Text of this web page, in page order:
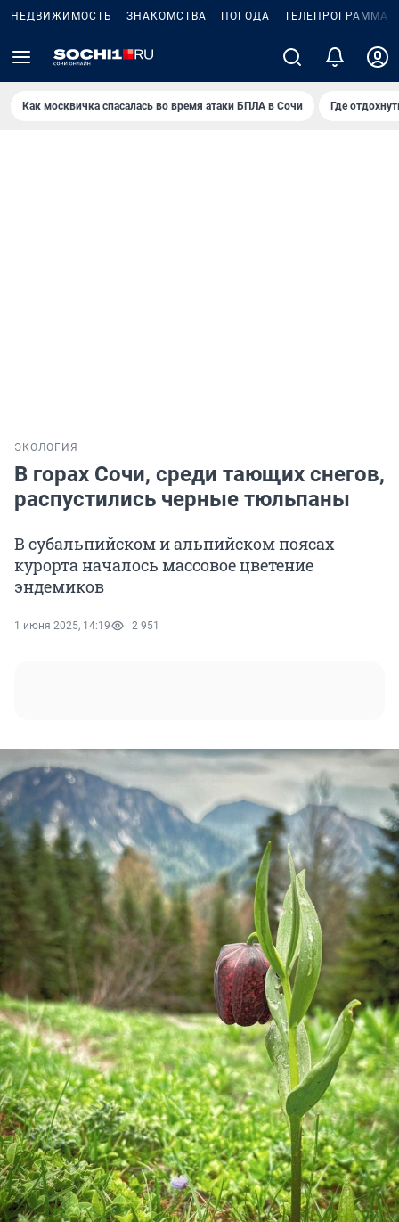
НЕДВИЖИМОСТЬ ЗНАКОМСТВА ПОГОДА ТЕЛЕПРОГРАММА
Как москвичка спасалась во время атаки БПЛА в Сочи Где
ЭКОЛОГИЯ
В горах Сочи, среди тающих снегов,
распустились черные тюльпаны
В субальпийском и альпийском поясах
курорта началось массовое цветение
эндемиков
1 июня 2025, 14:19 2 951